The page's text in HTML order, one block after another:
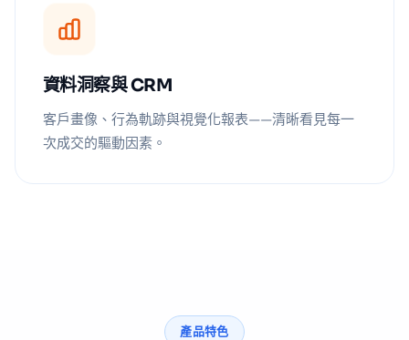
資料洞察與 CRM
客戶畫像、行為軌跡與視覺化報表——清晰看見每一
次成交的驅動因素。
產品特色